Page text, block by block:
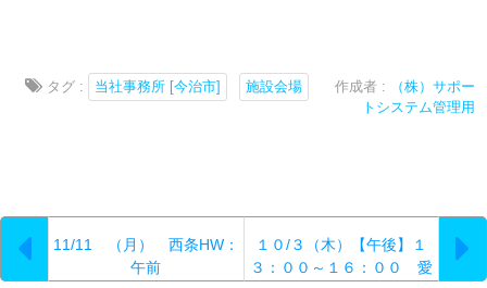
タグ : 当社事務所 [今治市] 施設会場 作成者 :
（株）サポー
トシステム管理用
11/11 （月） 西条HW：
午前
１０/３（木）【午後】１
３：００～１６：００ 愛